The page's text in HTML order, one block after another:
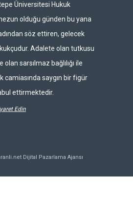
Üniversitesi Hukuk
olduğu günden bu yana
söz ettiren, gelecek
Adalete olan tutkusu
sarsılmaz bağlılığı ile
camiasında saygın bir figür
ettirmektedir.
Edin
Dijital Pazarlama Ajansı